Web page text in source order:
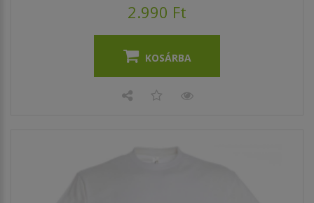
2.990 Ft
KOSÁRBA